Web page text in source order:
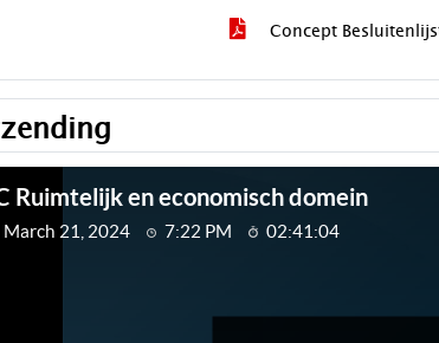
Concept